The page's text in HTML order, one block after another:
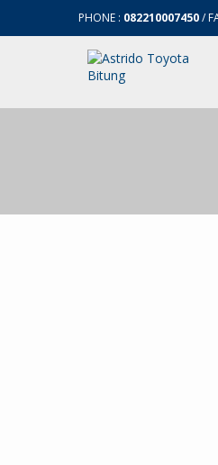
PHONE : 082210007450/